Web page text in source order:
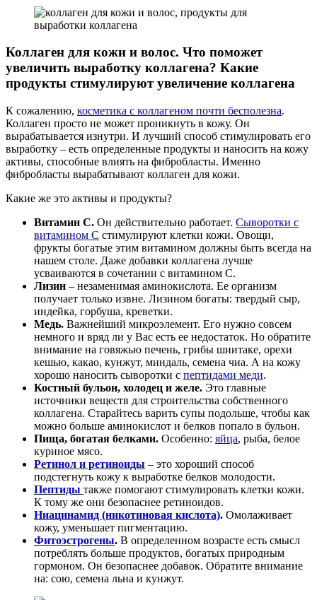
Коллаген для кожи и волос. Что поможет
увеличить выработку коллагена? Какие
продукты стимулируют увеличение коллагена
К сожалению, косметика с коллагеном почти бесполезна.
Коллаген просто не может проникнуть в кожу. Он
вырабатывается изнутри. И лучший способ стимулировать его
выработку – есть определенные продукты и наносить на кожу
активы, способные влиять на фибробласты. Именно
фибробласты вырабатывают коллаген для кожи.
Какие же это активы и продукты?
Витамин С. Он действительно работает. Сыворотки с
витамином С стимулируют клетки кожи. Овощи,
фрукты богатые этим витамином должны быть всегда на
нашем столе. Даже добавки коллагена лучше
усваиваются в сочетании с витамином С.
Лизин – незаменимая аминокислота. Ее организм
получает только извне. Лизином богаты: твердый сыр,
индейка, горбуша, креветки.
Медь. Важнейший микроэлемент. Его нужно совсем
немного и вряд ли у Вас есть ее недостаток. Но обратите
внимание на говяжью печень, грибы шиитаке, орехи
кешью, какао, кунжут, миндаль, семена чиа. А на кожу
хорошо наносить сыворотки с пептидами меди.
Костный бульон, холодец и желе. Это главные
источники веществ для строительства собственного
коллагена. Старайтесь варить супы подольше, чтобы как
можно больше аминокислот и белков попало в бульон.
Пища, богатая белками. Особенно: яйца, рыба, белое
куриное мясо.
Ретинол и ретиноиды – это хороший способ
подстегнуть кожу к выработке белков молодости.
Пептиды также помогают стимулировать клетки кожи.
К тому же они безопаснее ретиноидов.
Ниацинамид (никотиновая кислота). Омолаживает
кожу, уменьшает пигментацию.
Фитоэстрогены. В определенном возрасте есть смысл
потреблять больше продуктов, богатых природным
гормоном. Он безопаснее добавок. Обратите внимание
на: сою, семена льна и кунжут.